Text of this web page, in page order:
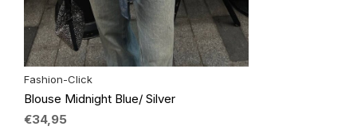
Fashion-Click
Blouse Midnight Blue/ Silver
€34,95